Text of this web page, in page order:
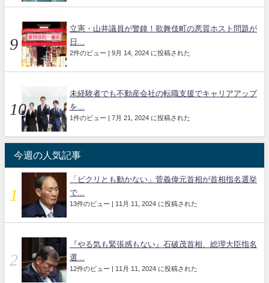
立憲・山井議員が警鐘！歌舞伎町の悪質ホスト問題が
日...
2件のビュー | 9月 14, 2024 に投稿された
未経験者でも不動産会社の転職支援でキャリアアップ
を...
1件のビュー | 7月 21, 2024 に投稿された
今週の人気記事
「ピクリとも動かない」菅義偉元首相が首相指名選挙
で...
13件のビュー | 11月 11, 2024 に投稿された
『やる気も緊張感もない』石破茂首相、総理大臣指名
選...
12件のビュー | 11月 11, 2024 に投稿された